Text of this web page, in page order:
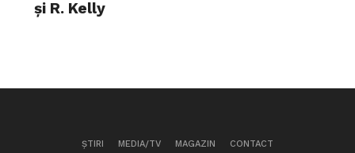
și R. Kelly
ȘTIRI MEDIA/TV MAGAZIN CONTACT